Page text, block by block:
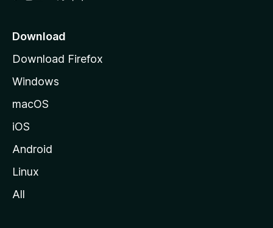
Download
Download Firefox
Windows
macOS
iOS
Android
Linux
All